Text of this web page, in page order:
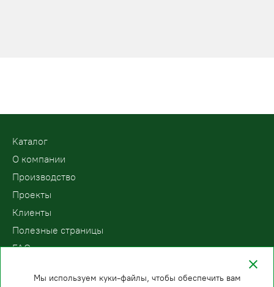
Kаталог
О компании
Производство
Проекты
Клиенты
Полезные страницы
FAQ
Мы используем куки-файлы, чтобы обеспечить вам